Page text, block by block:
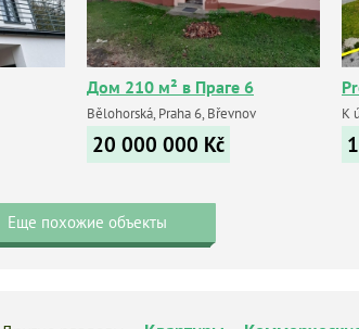
Дом 210 м² в Праге 6
Bělohorská, Praha 6, Břevnov
20 000 000 Kč
K
Еще похожие объекты